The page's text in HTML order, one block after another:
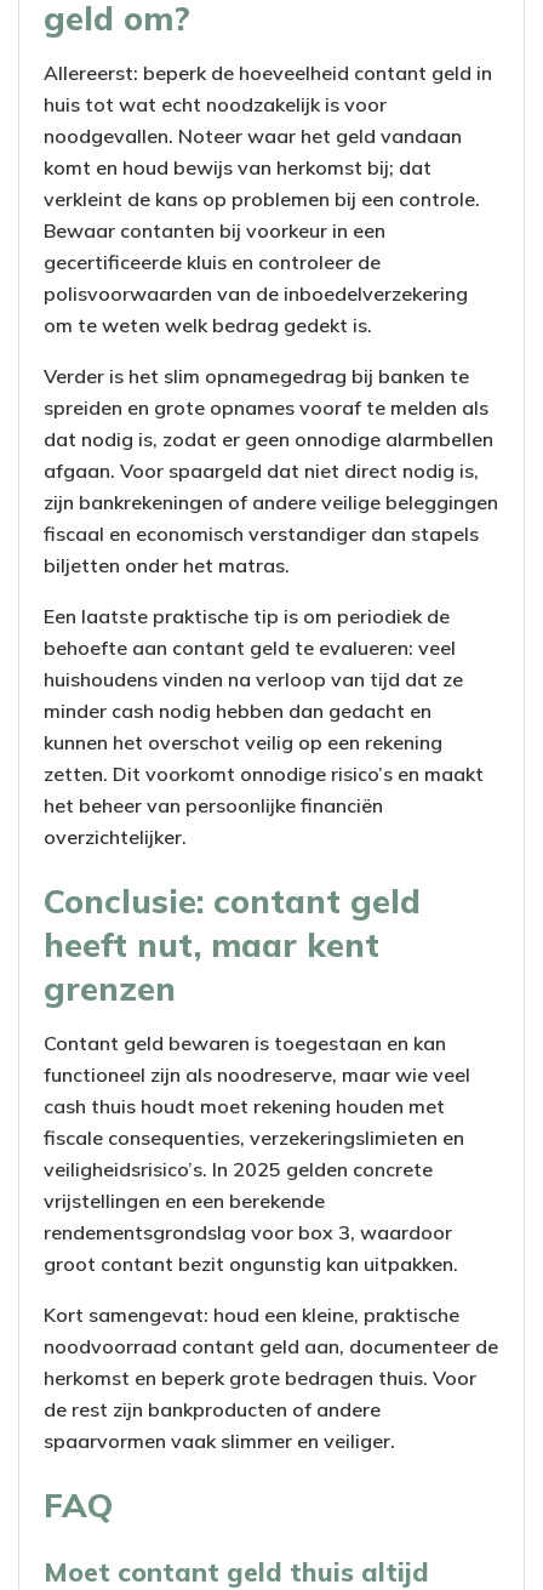
geld om?
Allereerst: beperk de hoeveelheid contant geld in
huis tot wat echt noodzakelijk is voor
noodgevallen. Noteer waar het geld vandaan
komt en houd bewijs van herkomst bij; dat
verkleint de kans op problemen bij een controle.
Bewaar contanten bij voorkeur in een
gecertificeerde kluis en controleer de
polisvoorwaarden van de inboedelverzekering
om te weten welk bedrag gedekt is.
Verder is het slim opnamegedrag bij banken te
spreiden en grote opnames vooraf te melden als
dat nodig is, zodat er geen onnodige alarmbellen
afgaan. Voor spaargeld dat niet direct nodig is,
zijn bankrekeningen of andere veilige beleggingen
fiscaal en economisch verstandiger dan stapels
biljetten onder het matras.
Een laatste praktische tip is om periodiek de
behoefte aan contant geld te evalueren: veel
huishoudens vinden na verloop van tijd dat ze
minder cash nodig hebben dan gedacht en
kunnen het overschot veilig op een rekening
zetten. Dit voorkomt onnodige risico’s en maakt
het beheer van persoonlijke financiën
overzichtelijker.
Conclusie: contant geld
heeft nut, maar kent
grenzen
Contant geld bewaren is toegestaan en kan
functioneel zijn als noodreserve, maar wie veel
cash thuis houdt moet rekening houden met
fiscale consequenties, verzekeringslimieten en
veiligheidsrisico’s. In 2025 gelden concrete
vrijstellingen en een berekende
rendementsgrondslag voor box 3, waardoor
groot contant bezit ongunstig kan uitpakken.
Kort samengevat: houd een kleine, praktische
noodvoorraad contant geld aan, documenteer de
herkomst en beperk grote bedragen thuis. Voor
de rest zijn bankproducten of andere
spaarvormen vaak slimmer en veiliger.
FAQ
Moet contant geld thuis altijd